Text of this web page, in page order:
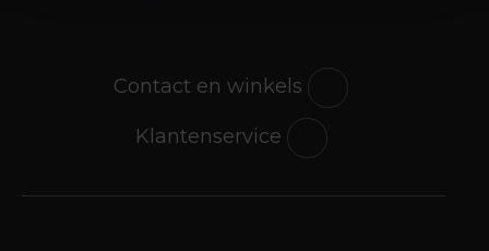
Contact en winkels
Klantenservice